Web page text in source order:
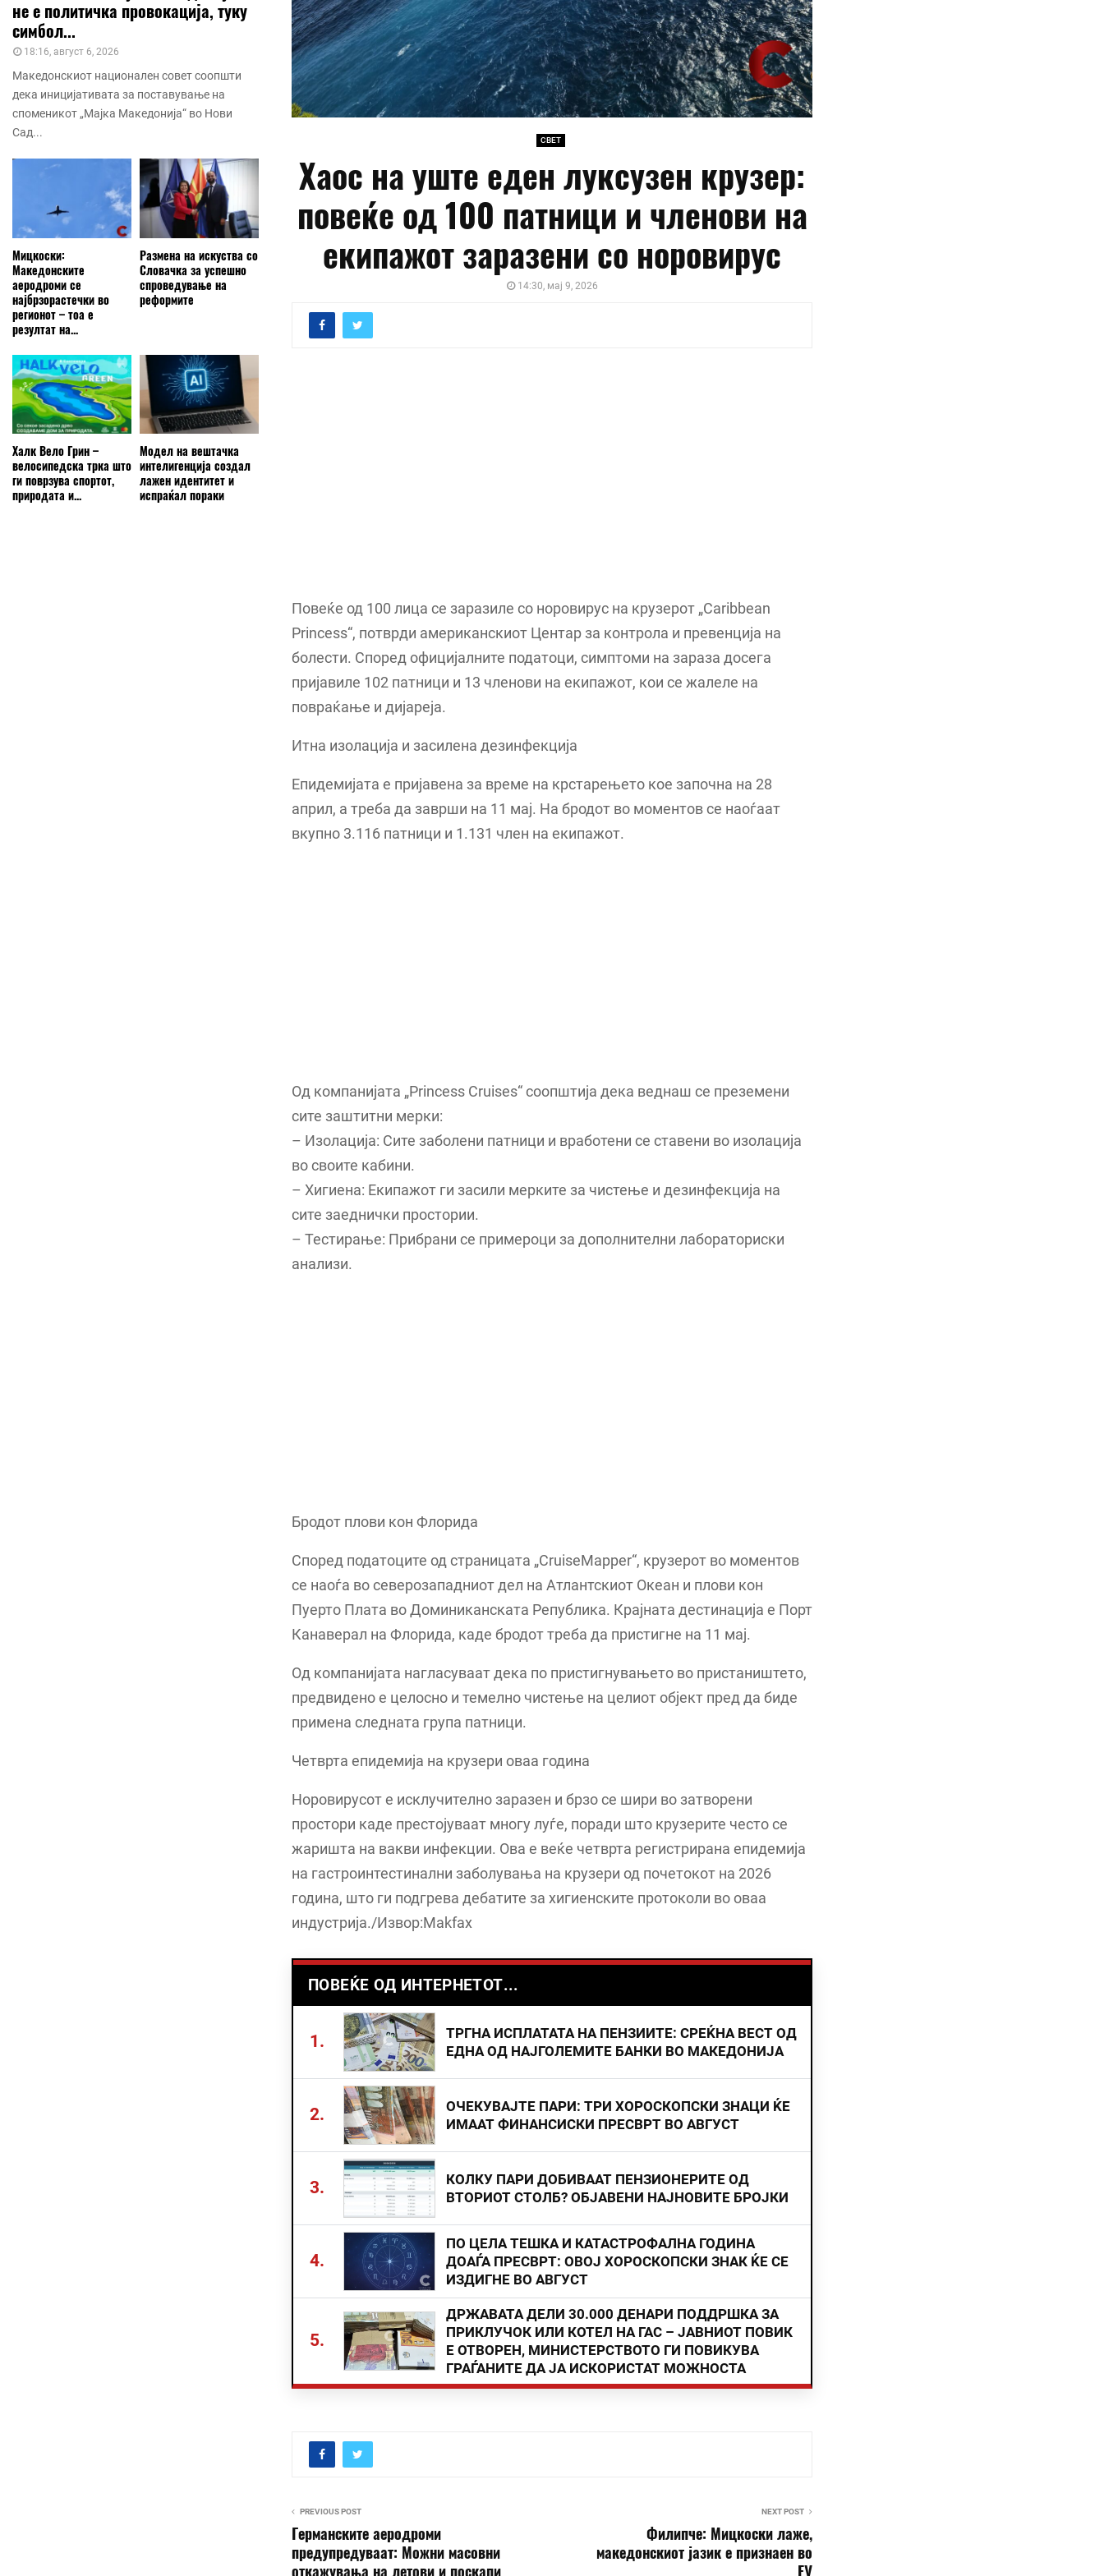
СВЕТ
Хаос на уште еден луксузен крузер:
повеќе од 100 патници и членови на
екипажот заразени со норовирус
14:30, мај 9, 2026
Повеќе од 100 лица се заразиле со норовирус на крузерот „Caribbean
Princess“, потврди американскиот Центар за контрола и превенција на
болести. Според официјалните податоци, симптоми на зараза досега
пријавиле 102 патници и 13 членови на екипажот, кои се жалеле на
повраќање и дијареја.
Итна изолација и засилена дезинфекција
Епидемијата е пријавена за време на крстарењето кое започна на 28
април, а треба да заврши на 11 мај. На бродот во моментов се наоѓаат
вкупно 3.116 патници и 1.131 член на екипажот.
Од компанијата „Princess Cruises“ соопштија дека веднаш се преземени
сите заштитни мерки:
– Изолација: Сите заболени патници и вработени се ставени во изолација
во своите кабини.
– Хигиена: Екипажот ги засили мерките за чистење и дезинфекција на
сите заеднички простории.
– Тестирање: Прибрани се примероци за дополнителни лабораториски
анализи.
Бродот плови кон Флорида
Според податоците од страницата „CruiseMapper“, крузерот во моментов
се наоѓа во северозападниот дел на Атлантскиот Океан и плови кон
Пуерто Плата во Доминиканската Република. Крајната дестинација е Порт
Канаверал на Флорида, каде бродот треба да пристигне на 11 мај.
Од компанијата нагласуваат дека по пристигнувањето во пристаништето,
предвидено е целосно и темелно чистење на целиот објект пред да биде
примена следната група патници.
Четврта епидемија на крузери оваа година
Норовирусот е исклучително заразен и брзо се шири во затворени
простори каде престојуваат многу луѓе, поради што крузерите често се
жаришта на вакви инфекции. Ова е веќе четврта регистрирана епидемија
на гастроинтестинални заболувања на крузери од почетокот на 2026
година, што ги подгрева дебатите за хигиенските протоколи во оваа
индустрија./Извор:Makfax
ПОВЕЌЕ ОД ИНТЕРНЕТОТ...
1.
ТРГНА ИСПЛАТАТА НА ПЕНЗИИТЕ: СРЕЌНА ВЕСТ ОД
ЕДНА ОД НАЈГОЛЕМИТЕ БАНКИ ВО МАКЕДОНИЈА
2.
ОЧЕКУВАЈТЕ ПАРИ: ТРИ ХОРОСКОПСКИ ЗНАЦИ ЌЕ
ИМААТ ФИНАНСИСКИ ПРЕСВРТ ВО АВГУСТ
3.
КОЛКУ ПАРИ ДОБИВААТ ПЕНЗИОНЕРИТЕ ОД
ВТОРИОТ СТОЛБ? ОБЈАВЕНИ НАЈНОВИТЕ БРОЈКИ
4.
ПО ЦЕЛА ТЕШКА И КАТАСТРОФАЛНА ГОДИНА
ДОАЃА ПРЕСВРТ: ОВОЈ ХОРОСКОПСКИ ЗНАК ЌЕ СЕ
ИЗДИГНЕ ВО АВГУСТ
5.
ДРЖАВАТА ДЕЛИ 30.000 ДЕНАРИ ПОДДРШКА ЗА
ПРИКЛУЧОК ИЛИ КОТЕЛ НА ГАС – ЈАВНИОТ ПОВИК
Е ОТВОРЕН, МИНИСТЕРСТВОТО ГИ ПОВИКУВА
ГРАЃАНИТЕ ДА ЈА ИСКОРИСТАТ МОЖНОСТА
PREVIOUS POST
Германските аеродроми
предупредуваат: Можни масовни
откажувања на летови и поскапи
NEXT POST
Филипче: Мицкоски лаже,
македонскиот јазик е признаен во
ЕУ
не е политичка провокација, туку
симбол...
18:16, август 6, 2026
Македонскиот национален совет соопшти
дека иницијативата за поставување на
споменикот „Мајка Македонија“ во Нови
Сад...
Мицкоски:
Македонските
аеродроми се
најбрзорастечки во
регионот – тоа е
резултат на...
Размена на искуства со
Словачка за успешно
спроведување на
реформите
Халк Вело Грин –
велосипедска трка што
ги поврзува спортот,
природата и...
Модел на вештачка
интелигенција создал
лажен идентитет и
испраќал пораки